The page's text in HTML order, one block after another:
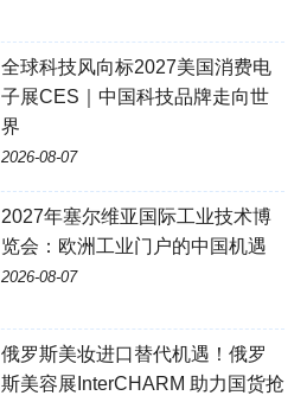
全球科技风向标2027美国消费电
子展CES｜中国科技品牌走向世
界
2026-08-07
2027年塞尔维亚国际工业技术博
览会：欧洲工业门户的中国机遇
2026-08-07
俄罗斯美妆进口替代机遇！俄罗
斯美容展InterCHARM 助力国货抢